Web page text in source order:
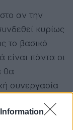
αν την
κυρίως
το βασικό
είναι πάντα οι
θα
συνεργασία